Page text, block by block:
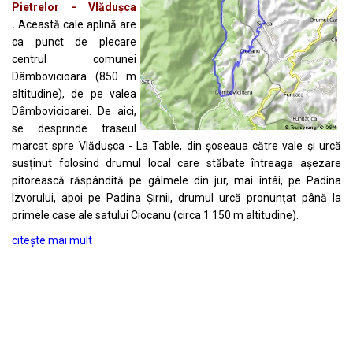
Pietrelor - Vlădușca
. Această cale aplină are
ca punct de plecare
centrul comunei
Dâmbovicioara (850 m
altitudine), de pe valea
Dâmbovicioarei. De aici,
se desprinde traseul
marcat spre Vlădușca - La Table, din șoseaua către vale și urcă
susținut folosind drumul local care stăbate întreaga așezare
pitorească răspândită pe gâlmele din jur, mai întâi, pe Padina
Izvorului, apoi pe Padina Șirnii, drumul urcă pronunțat până la
primele case ale satului Ciocanu (circa 1 150 m altitudine).
citește mai mult